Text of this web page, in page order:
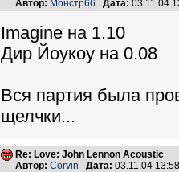
Автор: Монстр66 Дата: 03.11.04
Imagine на 1.10
Дир Йоукоу на 0.08
Вся партия была
щелчки...
Re: Love: John Lennon Acoustic
Автор: Corvin Дата: 03.11.04